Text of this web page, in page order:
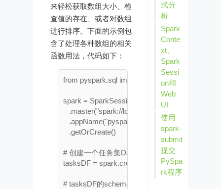
来轻松获取数组大小、检
查值的存在、或者对数组
进行排序。下面的示例包
含了处理各种数组的相关
函数用法，代码如下：
from pyspark.sql import SparkSession
spark = SparkSession.builder \
   .master("spark://localhost:7077") \
   .appName("pyspark demo") \
   .getOrCreate()
# 创建一个任务集DataFrame
tasksDF = spark.createDataFrame([("星期天",
# tasksDF的schema
式分
析
Spark
Conte
xt、
Spark
Sessi
on和
Web
UI
使用
spark-
submit
提交
PySpa
rk程序